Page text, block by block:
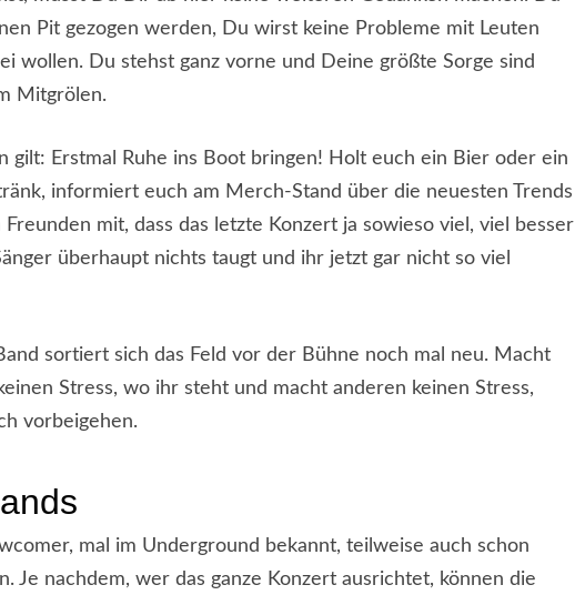
Pit gezogen werden, Du wirst keine Probleme mit Leuten
wollen. Du stehst ganz vorne und Deine größte Sorge sind
Mitgrölen.
gilt: Erstmal Ruhe ins Boot bringen! Holt euch ein Bier oder ein
informiert euch am Merch-Stand über die neuesten Trends
mit, dass das letzte Konzert ja sowieso viel, viel besser
überhaupt nichts taugt und ihr jetzt gar nicht so viel
sortiert sich das Feld vor der Bühne noch mal neu. Macht
Stress, wo ihr steht und macht anderen keinen Stress,
vorbeigehen.
mal im Underground bekannt, teilweise auch schon
Je nachdem, wer das ganze Konzert ausrichtet, können die